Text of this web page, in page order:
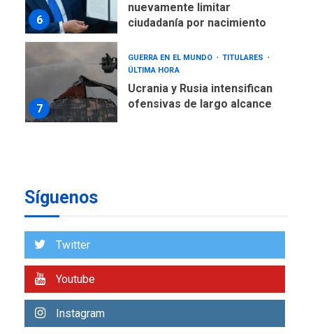
6
nuevamente limitar
ciudadanía por nacimiento
7
GUERRA EN EL MUNDO
TITULARES
ÚLTIMA HORA
Ucrania y Rusia intensifican
ofensivas de largo alcance
1
2
De la Espriella asumirá
atípica fuera de Bogotá
POLÍTICA
TITULARES
Síguenos
Twitter
Youtube
Instagram